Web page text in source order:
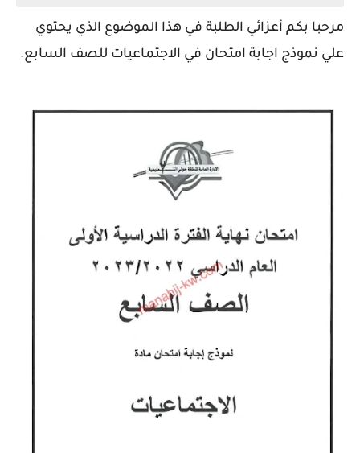
مرحبا بكم أعزائي الطلبة في هذا الموضوع الذي يحتوي
علي نموذج اجابة امتحان في الاجتماعيات للصف السابع.